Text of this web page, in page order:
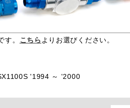
。 こちらよりお選びください。
'1994 ～ '2000